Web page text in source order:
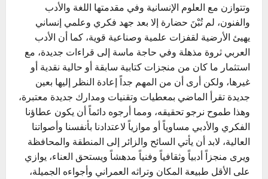
وتتوازن مع العلوم الإنسانية وفي مقدمتها اللغة والأدب
والفنون، لم تُبْنَ حضارة إلا بعد جهد فكري وعلمي إنساني
يهيئ الأرضية لقفزات علمية وصناعية قوية، كما أن الأدب
العربي ثروة مذهلة وفي حاجة ماسة إلى قراءات جديدة، مع
استثمار ما كان من منجزات كتابية سابقة أو حالية نقدية أو
غيرها، ولكن أرى أن من المهم جداً إعادة النظر إليها بعين
جديدة تقرأ الماضي بمعطيات وتقنيات ومدارك جديدة معتبرة،
وهذا طموح نرجو تحقيقه، ومما أرجوه دائماً أن يكون عطاؤنا
الفكري والأدبي مساوياً أو موازياً لاعتدادنا بأنفسنا وأصواتنا
العالية، لابد أن يأتي السائح والزائر إلى المنطقة والمحافظة
ويرى منجزاً أدبياً وثقافياً وفنياً مدهشاً ويستحق العناء، يوازي
على الأقل طبيعة المكان وتراثه العمراني وأجواءه الجميلة،